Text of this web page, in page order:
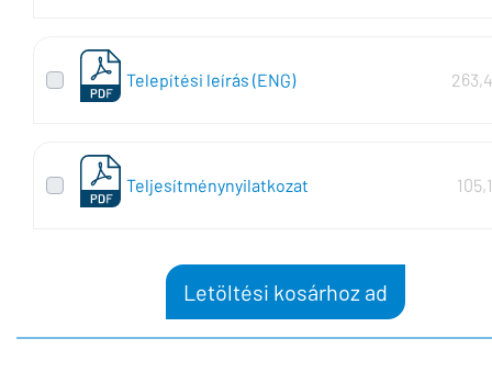
Telepítési leírás (ENG)
Teljesítménynyilatkozat
Letöltési kosárhoz ad